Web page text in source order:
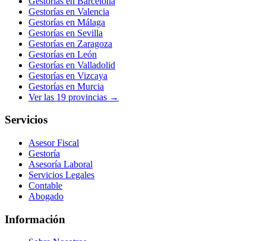
Gestorías en Valencia
Gestorías en Málaga
Gestorías en Sevilla
Gestorías en Zaragoza
Gestorías en León
Gestorías en Valladolid
Gestorías en Vizcaya
Gestorías en Murcia
Ver las 19 provincias →
Servicios
Asesor Fiscal
Gestoría
Asesoría Laboral
Servicios Legales
Contable
Abogado
Información